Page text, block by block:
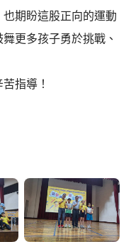
期盼這股正向的運動
更多孩子勇於挑戰、
指導！